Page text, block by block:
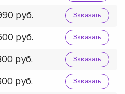
Заказать
Заказать
Заказать
Заказать